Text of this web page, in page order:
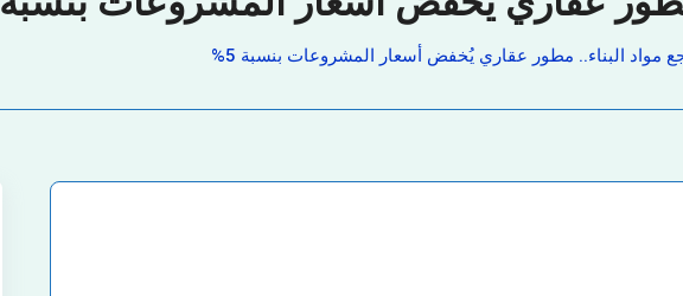
مواد البناء.. مطور عقاري يُخفض أسعار المشروعات بنسبة 5%